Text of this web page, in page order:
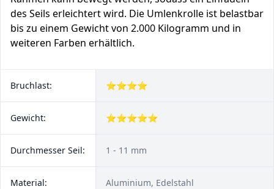
des Seils erleichtert wird. Die Umlenkrolle ist belastbar
bis zu einem Gewicht von 2.000 Kilogramm und in
weiteren Farben erhältlich.
Bruchlast: ⭐⭐⭐⭐
Gewicht: ⭐⭐⭐⭐⭐
Durchmesser Seil: 1 - 11 mm
Material: Aluminium, Edelstahl